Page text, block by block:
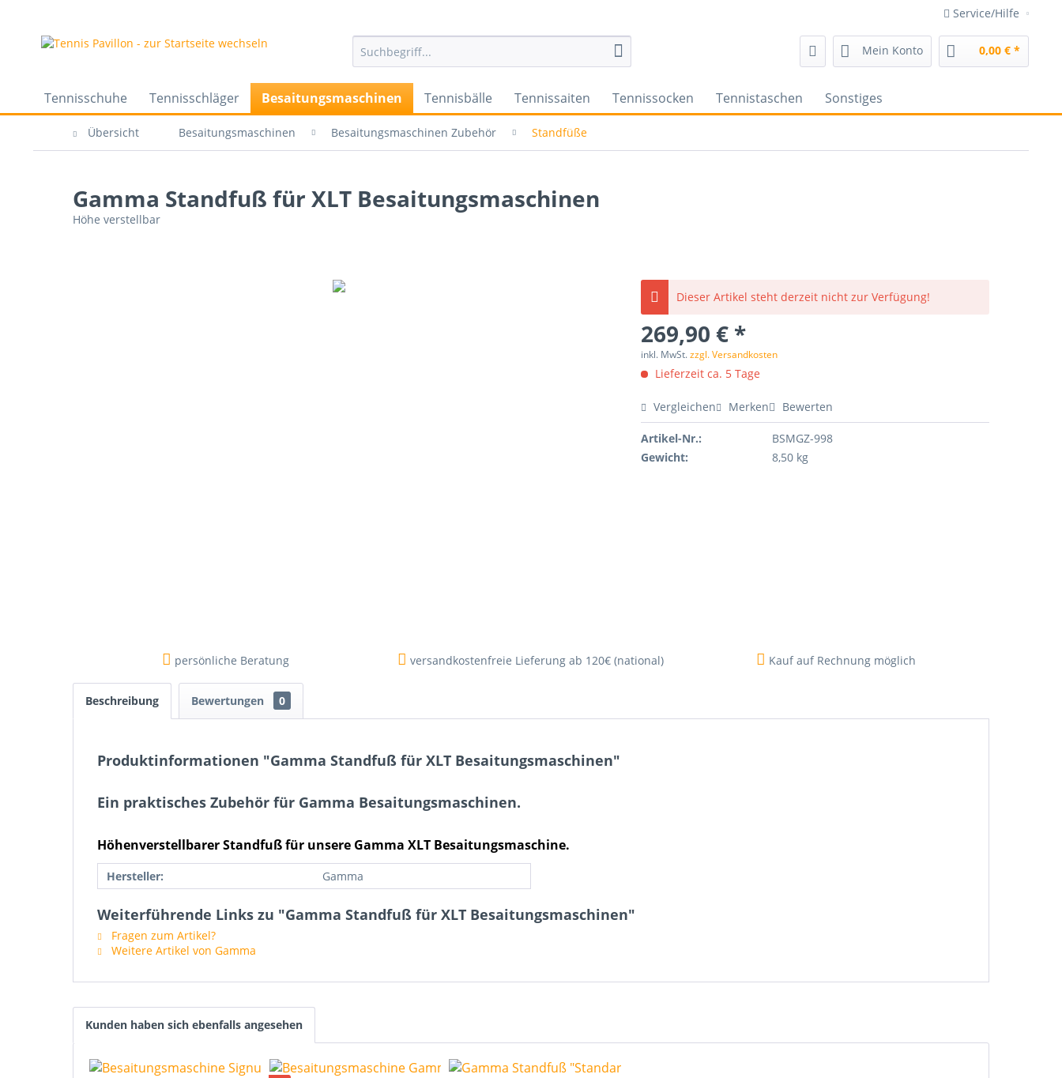
Service/Hilfe
Mein Konto 0,00 € *
Tennisschuhe Tennisschläger Besaitungsmaschinen Tennisbälle Tennissaiten Tennissocken Tennistaschen Sonstiges
Übersicht Besaitungsmaschinen Besaitungsmaschinen Zubehör Standfüße
Gamma Standfuß für XLT Besaitungsmaschinen
Höhe verstellbar
Dieser Artikel steht derzeit nicht zur Verfügung!
269,90 € *
inkl. MwSt.zzgl. Versandkosten
Lieferzeit ca. 5 Tage
Vergleichen Merken Bewerten
Artikel-Nr.:
BSMGZ-998
Gewicht:
8,50 kg
persönliche Beratung versandkostenfreie Lieferung ab 120€ (national) Kauf auf Rechnung möglich
Beschreibung Bewertungen 0
Produktinformationen "Gamma Standfuß für XLT Besaitungsmaschinen"
Ein praktisches Zubehör für Gamma Besaitungsmaschinen.
Höhenverstellbarer Standfuß für unsere Gamma XLT Besaitungsmaschine.
Hersteller: Gamma
Weiterführende Links zu "Gamma Standfuß für XLT Besaitungsmaschinen"
Fragen zum Artikel?
Weitere Artikel von Gamma
Kunden haben sich ebenfalls angesehen